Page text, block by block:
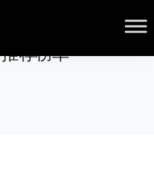
荐榜单